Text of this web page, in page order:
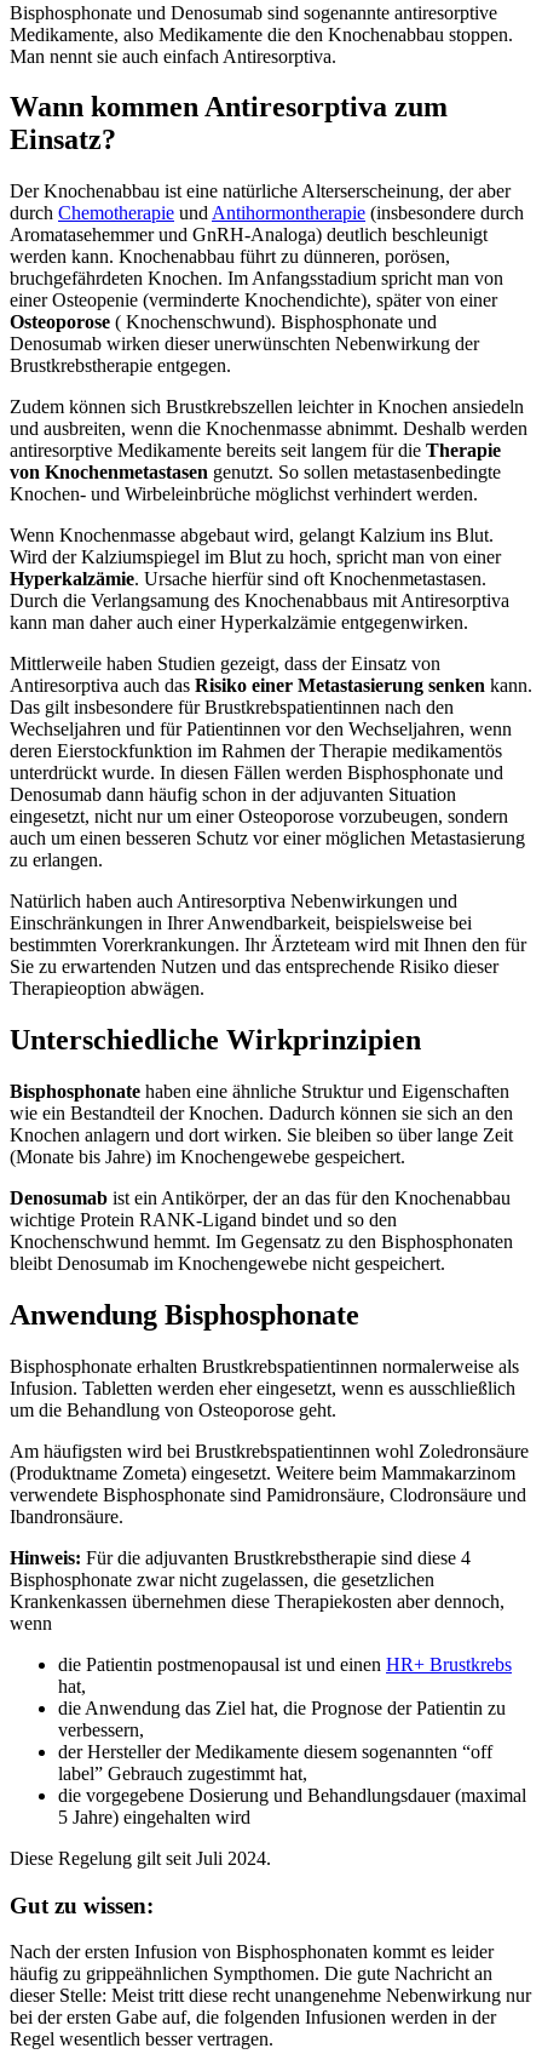
Bisphosphonate und Denosumab sind sogenannte antiresorptive
Medikamente, also Medikamente die den Knochenabbau stoppen.
Man nennt sie auch einfach Antiresorptiva.
Wann kommen Antiresorptiva zum
Einsatz?
Der Knochenabbau ist eine natürliche Alterserscheinung, der aber
durch Chemotherapie und Antihormontherapie (insbesondere durch
Aromatasehemmer und GnRH-Analoga) deutlich beschleunigt
werden kann. Knochenabbau führt zu dünneren, porösen,
bruchgefährdeten Knochen. Im Anfangsstadium spricht man von
einer Osteopenie (verminderte Knochendichte), später von einer
Osteoporose ( Knochenschwund). Bisphosphonate und
Denosumab wirken dieser unerwünschten Nebenwirkung der
Brustkrebstherapie entgegen.
Zudem können sich Brustkrebszellen leichter in Knochen ansiedeln
und ausbreiten, wenn die Knochenmasse abnimmt. Deshalb werden
antiresorptive Medikamente bereits seit langem für die Therapie
von Knochenmetastasen genutzt. So sollen metastasenbedingte
Knochen- und Wirbeleinbrüche möglichst verhindert werden.
Wenn Knochenmasse abgebaut wird, gelangt Kalzium ins Blut.
Wird der Kalziumspiegel im Blut zu hoch, spricht man von einer
Hyperkalzämie. Ursache hierfür sind oft Knochenmetastasen.
Durch die Verlangsamung des Knochenabbaus mit Antiresorptiva
kann man daher auch einer Hyperkalzämie entgegenwirken.
Mittlerweile haben Studien gezeigt, dass der Einsatz von
Antiresorptiva auch das Risiko einer Metastasierung senken kann.
Das gilt insbesondere für Brustkrebspatientinnen nach den
Wechseljahren und für Patientinnen vor den Wechseljahren, wenn
deren Eierstockfunktion im Rahmen der Therapie medikamentös
unterdrückt wurde. In diesen Fällen werden Bisphosphonate und
Denosumab dann häufig schon in der adjuvanten Situation
eingesetzt, nicht nur um einer Osteoporose vorzubeugen, sondern
auch um einen besseren Schutz vor einer möglichen Metastasierung
zu erlangen.
Natürlich haben auch Antiresorptiva Nebenwirkungen und
Einschränkungen in Ihrer Anwendbarkeit, beispielsweise bei
bestimmten Vorerkrankungen. Ihr Ärzteteam wird mit Ihnen den für
Sie zu erwartenden Nutzen und das entsprechende Risiko dieser
Therapieoption abwägen.
Unterschiedliche Wirkprinzipien
Bisphosphonate haben eine ähnliche Struktur und Eigenschaften
wie ein Bestandteil der Knochen. Dadurch können sie sich an den
Knochen anlagern und dort wirken. Sie bleiben so über lange Zeit
(Monate bis Jahre) im Knochengewebe gespeichert.
Denosumab ist ein Antikörper, der an das für den Knochenabbau
wichtige Protein RANK-Ligand bindet und so den
Knochenschwund hemmt. Im Gegensatz zu den Bisphosphonaten
bleibt Denosumab im Knochengewebe nicht gespeichert.
Anwendung Bisphosphonate
Bisphosphonate erhalten Brustkrebspatientinnen normalerweise als
Infusion. Tabletten werden eher eingesetzt, wenn es ausschließlich
um die Behandlung von Osteoporose geht.
Am häufigsten wird bei Brustkrebspatientinnen wohl Zoledronsäure
(Produktname Zometa) eingesetzt. Weitere beim Mammakarzinom
verwendete Bisphosphonate sind Pamidronsäure, Clodronsäure und
Ibandronsäure.
Hinweis: Für die adjuvanten Brustkrebstherapie sind diese 4
Bisphosphonate zwar nicht zugelassen, die gesetzlichen
Krankenkassen übernehmen diese Therapiekosten aber dennoch,
wenn
die Patientin postmenopausal ist und einen HR+ Brustkrebs
hat,
die Anwendung das Ziel hat, die Prognose der Patientin zu
verbessern,
der Hersteller der Medikamente diesem sogenannten “off
label” Gebrauch zugestimmt hat,
die vorgegebene Dosierung und Behandlungsdauer (maximal
5 Jahre) eingehalten wird
Diese Regelung gilt seit Juli 2024.
Gut zu wissen:
Nach der ersten Infusion von Bisphosphonaten kommt es leider
häufig zu grippeähnlichen Sympthomen. Die gute Nachricht an
dieser Stelle: Meist tritt diese recht unangenehme Nebenwirkung nur
bei der ersten Gabe auf, die folgenden Infusionen werden in der
Regel wesentlich besser vertragen.